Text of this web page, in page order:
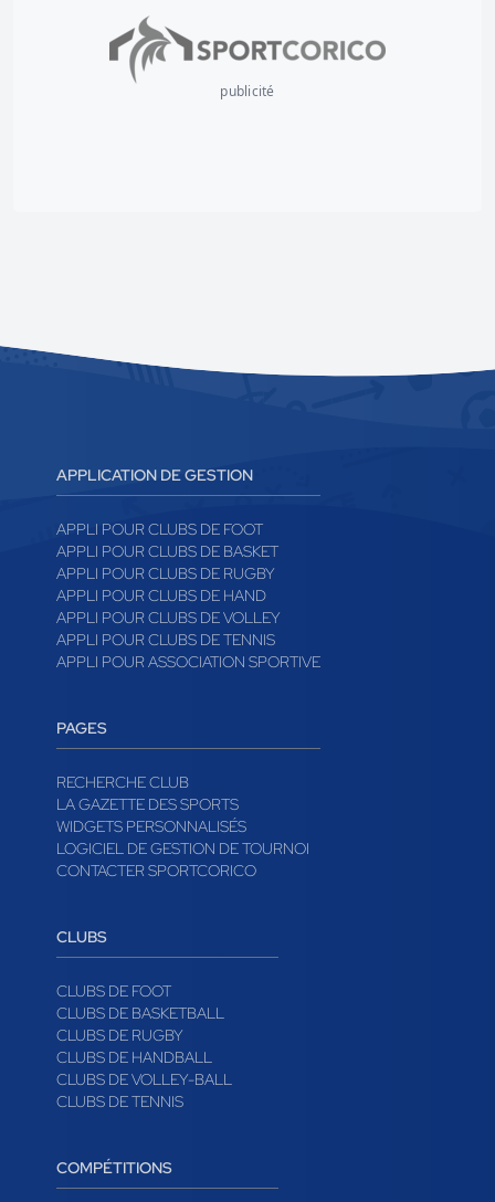
publicité
APPLICATION DE GESTION
APPLI POUR CLUBS DE FOOT
APPLI POUR CLUBS DE BASKET
APPLI POUR CLUBS DE RUGBY
APPLI POUR CLUBS DE HAND
APPLI POUR CLUBS DE VOLLEY
APPLI POUR CLUBS DE TENNIS
APPLI POUR ASSOCIATION SPORTIVE
PAGES
RECHERCHE CLUB
LA GAZETTE DES SPORTS
WIDGETS PERSONNALISÉS
LOGICIEL DE GESTION DE TOURNOI
CONTACTER SPORTCORICO
CLUBS
CLUBS DE FOOT
CLUBS DE BASKETBALL
CLUBS DE RUGBY
CLUBS DE HANDBALL
CLUBS DE VOLLEY-BALL
CLUBS DE TENNIS
COMPÉTITIONS